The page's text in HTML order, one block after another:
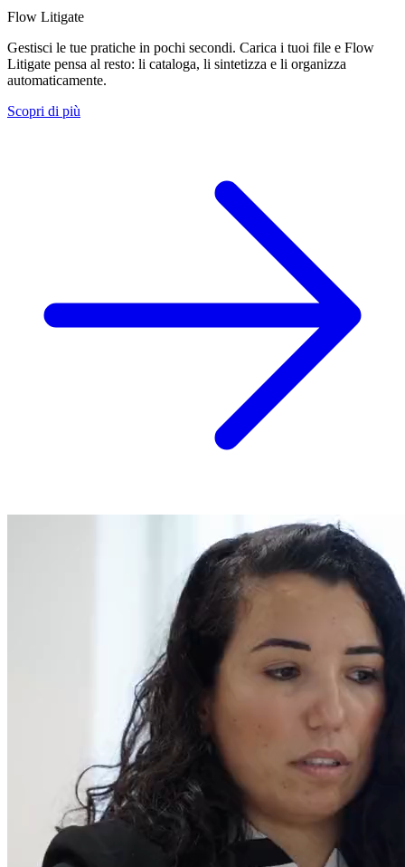
Flow Litigate
Gestisci le tue pratiche in pochi secondi. Carica i tuoi file e Flow
Litigate pensa al resto: li cataloga, li sintetizza e li organizza
automaticamente.
Scopri di più